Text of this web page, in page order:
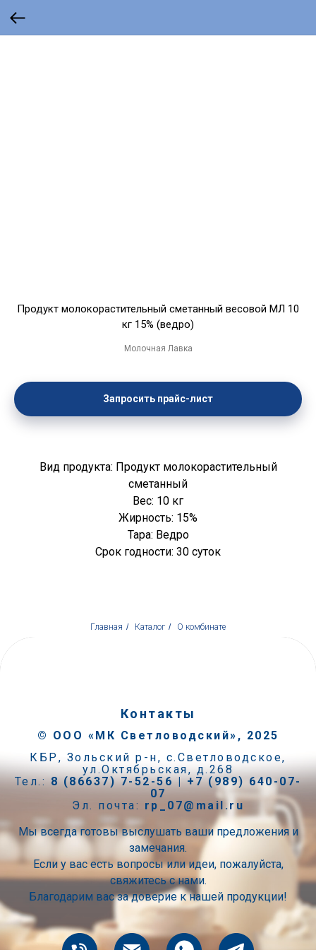
Продукт молокорастительный сметанный весовой МЛ 10
кг 15% (ведро)
Молочная Лавка
Запросить прайс-лист
Вид продукта: Продукт молокорастительный
сметанный
Вес: 10 кг
Жирность: 15%
Тара: Ведро
Срок годности: 30 суток
Главная / Каталог / О комбинате
Контакты
© ООО «МК Светловодский», 2025
КБР, Зольский р-н, с.Светловодское,
ул.Октябрьская, д.268
Тел.:8 (86637) 7-52-56 | +7 (989) 640-07-
07
Эл. почта: rp_07@mail.ru
Мы всегда готовы выслушать ваши предложения и
замечания.
Если у вас есть вопросы или идеи, пожалуйста,
свяжитесь с нами.
Благодарим вас за доверие к нашей продукции!